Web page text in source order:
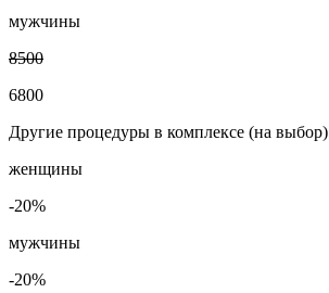
мужчины
8500
6800
Другие процедуры в комплексе (на выбор)
женщины
-20%
мужчины
-20%